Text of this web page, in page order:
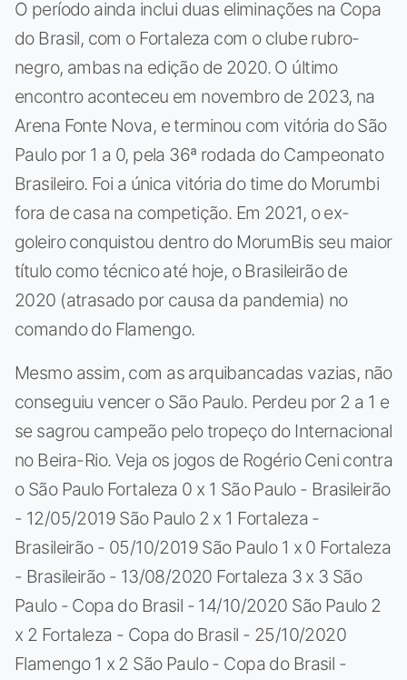
O período ainda inclui duas eliminações na Copa
do Brasil, com o Fortaleza com o clube rubro-
negro, ambas na edição de 2020. O último
encontro aconteceu em novembro de 2023, na
Arena Fonte Nova, e terminou com vitória do São
Paulo por 1 a 0, pela 36ª rodada do Campeonato
Brasileiro. Foi a única vitória do time do Morumbi
fora de casa na competição. Em 2021, o ex-
goleiro conquistou dentro do MorumBis seu maior
título como técnico até hoje, o Brasileirão de
2020 (atrasado por causa da pandemia) no
comando do Flamengo.
Mesmo assim, com as arquibancadas vazias, não
conseguiu vencer o São Paulo. Perdeu por 2 a 1 e
se sagrou campeão pelo tropeço do Internacional
no Beira-Rio. Veja os jogos de Rogério Ceni contra
o São Paulo Fortaleza 0 x 1 São Paulo - Brasileirão
- 12/05/2019 São Paulo 2 x 1 Fortaleza -
Brasileirão - 05/10/2019 São Paulo 1 x 0 Fortaleza
- Brasileirão - 13/08/2020 Fortaleza 3 x 3 São
Paulo - Copa do Brasil - 14/10/2020 São Paulo 2
x 2 Fortaleza - Copa do Brasil - 25/10/2020
Flamengo 1 x 2 São Paulo - Copa do Brasil -